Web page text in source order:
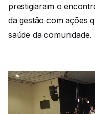
prestigiaram o
da gestão com ações
saúde da comunidade.